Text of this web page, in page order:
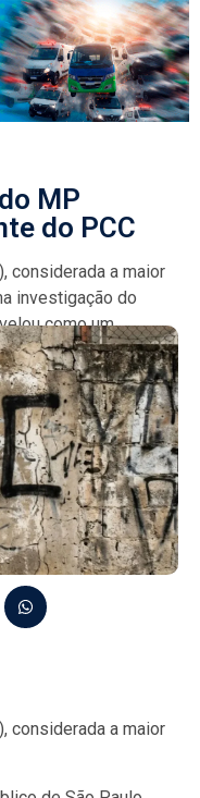
MP
do PCC
considerada a maior
investigação do
como um...
considerada a maior